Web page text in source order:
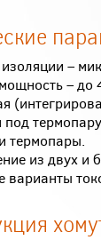
–
– до
термопары.
из двух и
варианты